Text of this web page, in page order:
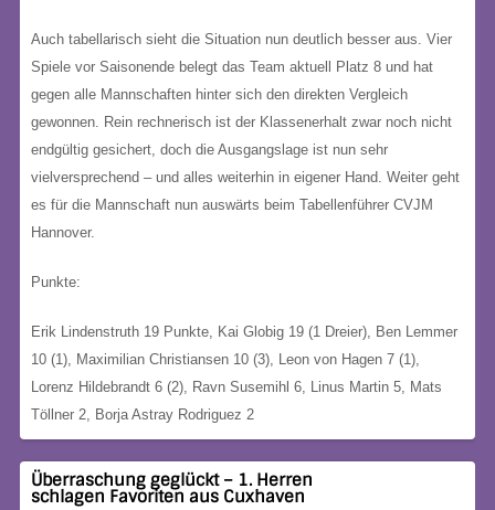
Auch tabellarisch sieht die Situation nun deutlich besser aus. Vier
Spiele vor Saisonende belegt das Team aktuell Platz 8 und hat
gegen alle Mannschaften hinter sich den direkten Vergleich
gewonnen. Rein rechnerisch ist der Klassenerhalt zwar noch nicht
endgültig gesichert, doch die Ausgangslage ist nun sehr
vielversprechend – und alles weiterhin in eigener Hand. Weiter geht
es für die Mannschaft nun auswärts beim Tabellenführer CVJM
Hannover.
Punkte:
Erik Lindenstruth 19 Punkte, Kai Globig 19 (1 Dreier), Ben Lemmer
10 (1), Maximilian Christiansen 10 (3), Leon von Hagen 7 (1),
Lorenz Hildebrandt 6 (2), Ravn Susemihl 6, Linus Martin 5, Mats
Töllner 2, Borja Astray Rodriguez 2
Überraschung geglückt – 1. Herren
schlagen Favoriten aus Cuxhaven